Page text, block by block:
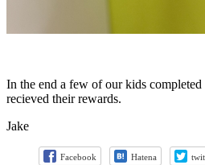
In the end a few of our kids completed
recieved their rewards.
Jake
Facebook Hatena